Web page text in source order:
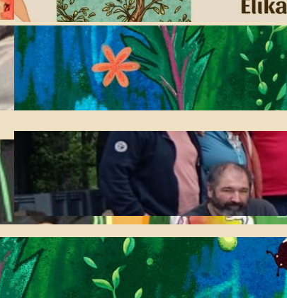
2026-07-08
Jaiari begirako
informazio eta ohar
praktikoak
2026-05-14
Larunbatean ospatu
genuen Biolurreko urteko
batzar nagusia
2026-04-27